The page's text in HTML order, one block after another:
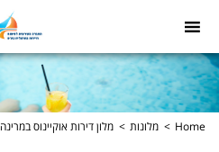
Home מלונות מלון דירות אוקיינוס